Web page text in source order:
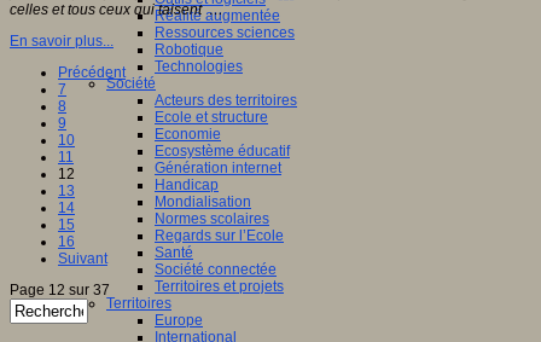
Réalité augmentée
Ressources sciences
Robotique
Technologies
Société
Acteurs des territoires
Ecole et structure
Economie
Ecosystème éducatif
Génération internet
Handicap
Mondialisation
Normes scolaires
Regards sur l’Ecole
Santé
Société connectée
Territoires et projets
Territoires
Europe
International
celles et tous ceux qui taisent …
En savoir plus...
Précédent
7
8
9
10
11
12
13
14
15
16
Suivant
Page 12 sur 37